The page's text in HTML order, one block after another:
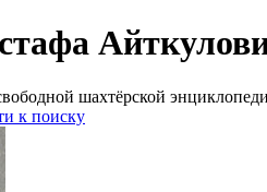
шахтёрской
к поиску